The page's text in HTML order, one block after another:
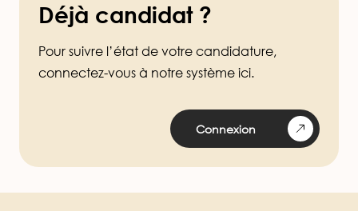
Déjà candidat ?
Pour suivre l’état de votre candidature,
connectez-vous à notre système ici.
Connexion